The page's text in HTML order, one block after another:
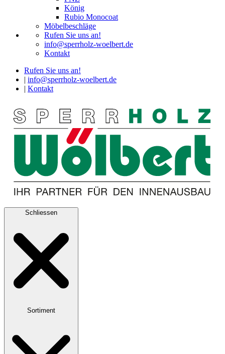
König
Rubio Monocoat
Möbelbeschläge
Rufen Sie uns an!
info@sperrholz-woelbert.de
Kontakt
Rufen Sie uns an!
info@sperrholz-woelbert.de
Kontakt
Schliessen
Sortiment